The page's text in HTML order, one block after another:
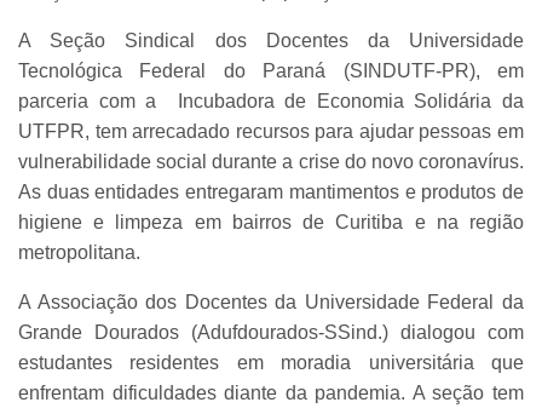
A Seção Sindical dos Docentes da Universidade
Tecnológica Federal do Paraná (SINDUTF-PR), em
parceria com a Incubadora de Economia Solidária da
UTFPR, tem arrecadado recursos para ajudar pessoas em
vulnerabilidade social durante a crise do novo coronavírus.
As duas entidades entregaram mantimentos e produtos de
higiene e limpeza em bairros de Curitiba e na região
metropolitana.
A Associação dos Docentes da Universidade Federal da
Grande Dourados (Adufdourados-SSind.) dialogou com
estudantes residentes em moradia universitária que
enfrentam dificuldades diante da pandemia. A seção tem